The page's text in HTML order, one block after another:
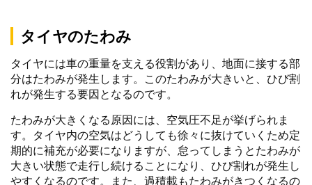
タイヤのたわみ
タイヤには車の重量を支える役割があり、地面に接する部
分はたわみが発生します。このたわみが大きいと、ひび割
れが発生する要因となるのです。
たわみが大きくなる原因には、空気圧不足が挙げられま
す。タイヤ内の空気はどうしても徐々に抜けていくため定
期的に補充が必要になりますが、怠ってしまうとたわみが
大きい状態で走行し続けることになり、ひび割れが発生し
やすくなるのです。また、過積載もたわみがきつくなるの